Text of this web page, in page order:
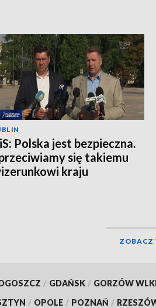
Polska jest bezpieczna.
się takiemu
kraju
ZOBACZ
/ GDAŃSK / GORZÓW
/ OPOLE / POZNAŃ /